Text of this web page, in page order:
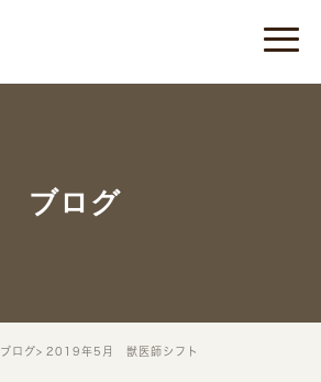
ブログ
ブログ 2019年5月 獣医師シフト